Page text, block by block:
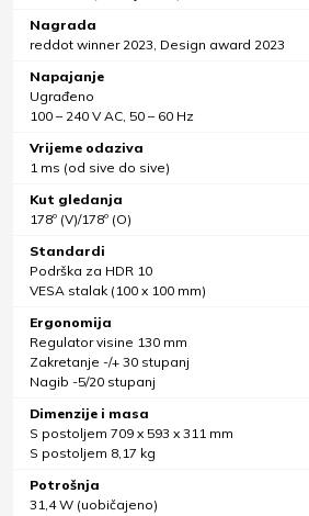
Nagrada
reddot winner 2023, Design award 2023
Napajanje
Ugrađeno
100 – 240 V AC, 50 – 60 Hz
Vrijeme odaziva
1 ms (od sive do sive)
Kut gledanja
178º (V)/178º (O)
Standardi
Podrška za HDR 10
VESA stalak (100 x 100 mm)
Ergonomija
Regulator visine 130 mm
Zakretanje -/+ 30 stupanj
Nagib -5/20 stupanj
Dimenzije i masa
S postoljem 709 x 593 x 311 mm
S postoljem 8,17 kg
Potrošnja
31,4 W (uobičajeno)